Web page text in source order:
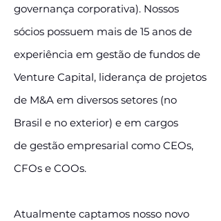
governança corporativa). Nossos
sócios possuem mais de 15 anos de
experiência em gestão de fundos de
Venture Capital, liderança de projetos
de M&A em diversos setores (no
Brasil e no exterior) e em cargos
de gestão empresarial como CEOs,
CFOs e COOs.
Atualmente captamos nosso novo